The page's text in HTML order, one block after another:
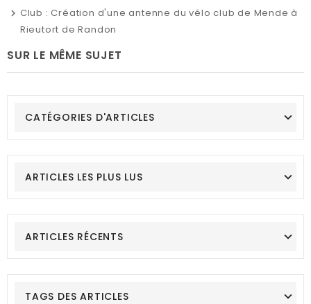
CATÉGORIES D'ARTICLES
ARTICLES LES PLUS LUS
ARTICLES RÉCENTS
TAGS DES ARTICLES
Club : Création d'une antenne du vélo club de Mende à
Rieutort de Randon
SUR LE MÊME SUJET